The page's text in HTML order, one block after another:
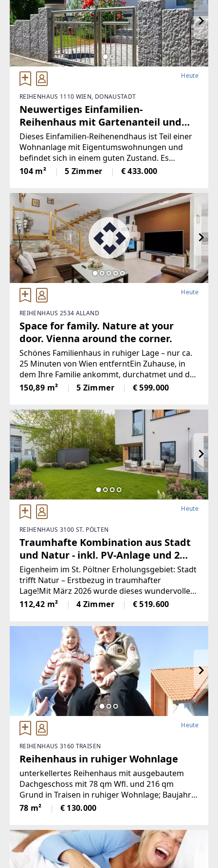
Heute
REIHENHAUS 1110 WIEN, DONAUSTADT
Neuwertiges Einfamilien-
Reihenhaus mit Gartenanteil und
durchdachter Raumaufteilung
Dieses Einfamilien-Reihenendhaus ist Teil einer
Wohnanlage mit Eigentumswohnungen und
befindet sich in einem guten Zustand. Es
erstreckt sich über ein Geschoss und ist
teilweise im ersten und zweiten Obergeschoss
104 m² 5 Zimmer € 433.000
Heute
REIHENHAUS 2534 ALLAND
Space for family. Nature at your
door. Vienna around the corner.
Schönes Familienhaus in ruhiger Lage – nur ca.
25 Minuten von Wien entferntEin Zuhause, in
dem Ihre Familie ankommt, durchatmet und das
Leben in Ruhe genießen kann – umgeben von
Grün und Natur, dennoch nur rund 25 Minuten
150,89 m² 5 Zimmer € 599.000
Heute
REIHENHAUS 3100 ST. PÖLTEN
Traumhafte Kombination aus Stadt
und Natur - inkl. PV-Anlage und 2
KFZ Abstellplätze! PROVISIONSFREI
Eigenheim im St. Pöltner Erholungsgebiet: Stadt
trifft Natur – Erstbezug in traumhafter
Lage!Mit März 2026 wurde dieses wundervolle
Wohnbauprojekt fertiggestellt. Zur Verfügung
stehen 11 Reihenhäuser. Jedem Reihenhaus sind
112,42 m² 4 Zimmer € 519.600
Heute
REIHENHAUS 3160 TRAISEN
Reihenhaus in ruhiger Wohnlage
unterkellertes Reihenhaus mit ausgebautem
Dachgeschoss mit 78 qm Wfl. und 216 qm
Grund in Traisen in ruhiger Wohnlage; Baujahr
1943, im Jahre 1993 umfassend renoviert -
Beheizung mit Gas-Kombitherme,
SanierungsbedarfSchätzwert:
78 m² € 130.000